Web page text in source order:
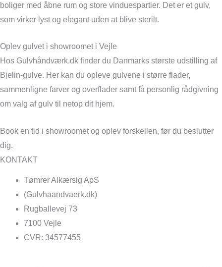
boliger med åbne rum og store vinduespartier. Det er et gulv,
som virker lyst og elegant uden at blive sterilt.
Oplev gulvet i showroomet i Vejle
Hos Gulvhåndværk.dk finder du Danmarks største udstilling af
Bjelin-gulve. Her kan du opleve gulvene i større flader,
sammenligne farver og overflader samt få personlig rådgivning
om valg af gulv til netop dit hjem.
Book en tid i showroomet og oplev forskellen, før du beslutter
dig.
KONTAKT
Tømrer Alkærsig ApS
(Gulvhaandvaerk.dk)
Rugballevej 73
7100 Vejle
CVR: 34577455